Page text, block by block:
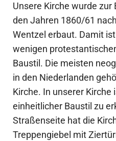
Unsere Kirche wurde
den Jahren 1860/61
Wentzel erbaut. Damit
wenigen
Baustil. Die meisten
in den Niederlanden
Kirche. In unserer Kirche
einheitlicher Baustil zu
Straßenseite hat die
Treppengiebel mit